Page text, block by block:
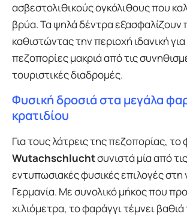
ασβεστολιθικούς ογκόλιθους που
βρύα. Τα ψηλά δέντρα εξασφαλίζουν
καθιστώντας την περιοχή ιδανική
πεζοπορίες μακριά από τις
τουριστικές διαδρομές.
Φυσική δροσιά στα μεγάλα
κρατιδίου
Για τους λάτρεις της πεζοπορίας, το
Wutachschluchtσυνιστά μία από
εντυπωσιακές φυσικές επιλογές στη
Γερμανία. Με συνολικό μήκος που
χιλιόμετρα, το φαράγγι τέμνει